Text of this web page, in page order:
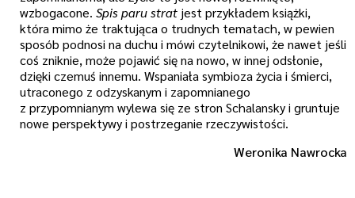
wzbogacone. Spis paru strat jest przykładem książki,
która mimo że traktująca o trudnych tematach, w pewien
sposób podnosi na duchu i mówi czytelnikowi, że nawet jeśli
coś zniknie, może pojawić się na nowo, w innej odsłonie,
dzięki czemuś innemu. Wspaniała symbioza życia i śmierci,
utraconego z odzyskanym i zapomnianego
z przypomnianym wylewa się ze stron Schalansky i gruntuje
nowe perspektywy i postrzeganie rzeczywistości.
Weronika Nawrocka